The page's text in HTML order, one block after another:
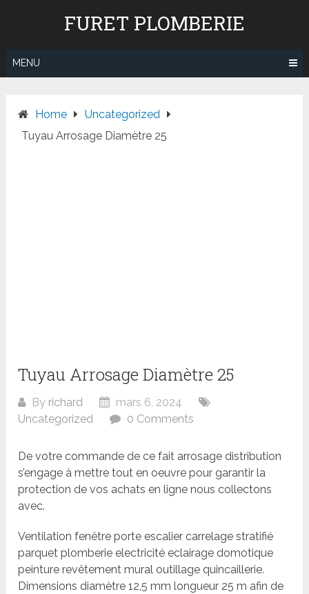
FURET PLOMBERIE
MENU
Home
Uncategorized
Tuyau Arrosage Diamètre 25
Tuyau Arrosage Diamètre 25
By richard
mars 6, 2024
Uncategorized
0 Comments
De votre commande de ce fait arrosage distribution
s’engage à mettre tout en oeuvre pour garantir la
protection de vos achats en ligne nous collectons
avec.
Ventilation fenêtre porte escalier carrelage stratifié
parquet plomberie electricité eclairage domotique
peinture revêtement mural outillage quincaillerie.
Dimensions diamètre 12,5 mm longueur 25 m afin de